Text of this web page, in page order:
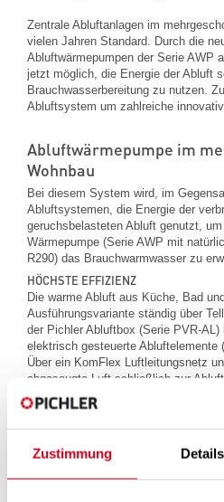
Zustimmung Details
Zentrale Abluftanlagen im
vielen Jahren Standard. Durch die
Abluftwärmepumpen der Serie AWP
jetzt möglich, die Energie der Abluft
Brauchwasserbereitung zu nutzen.
Abluftsystem um zahlreiche
Abluftwärmepumpe im
Wohnbau
Bei diesem System wird, im
Abluftsystemen, die Energie der
geruchsbelasteten Abluft genutzt,
Wärmepumpe (Serie AWP mit
R290) das Brauchwarmwasser zu
HÖCHSTE EFFIZIENZ
Die warme Abluft aus Küche, Bad
Ausführungsvariante ständig über
der Pichler Abluftbox (Serie PVR-AL)
elektrisch gesteuerte Abluftelemente
Über ein KomFlex Luftleitungsnetz
abgesaugte Luft schließlich zur
IDEALER LUFTAUSTAUSCH
Die Luftmenge in den
zwischen Grundvolumenstrom und
umgeschaltet bzw. in Abhängigkeit
leichten Unterdruck